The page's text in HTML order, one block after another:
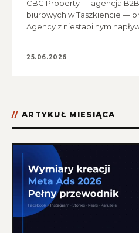
CBC Property — agencja
biurowych w Taszkiencie —
Agency z niestabilnym
25.06.2026
ARTYKUŁ MIESIĄCA